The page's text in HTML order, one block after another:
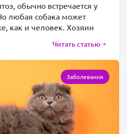
обычно встречается у
любая собака может
как и человек. Хозяин
Читать статью
Заболевания